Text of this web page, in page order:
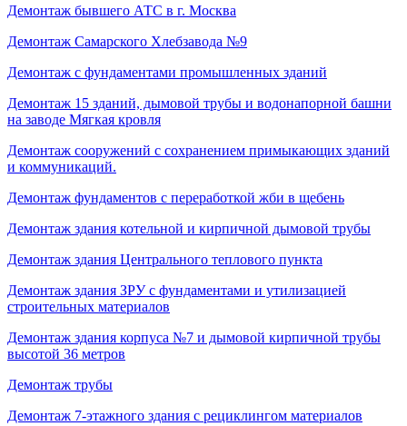
Демонтаж бывшего АТС в г. Москва
Демонтаж Самарского Хлебзавода №9
Демонтаж с фундаментами промышленных зданий
Демонтаж 15 зданий, дымовой трубы и водонапорной башни
на заводе Мягкая кровля
Демонтаж сооружений с сохранением примыкающих зданий
и коммуникаций.
Демонтаж фундаментов с переработкой жби в щебень
Демонтаж здания котельной и кирпичной дымовой трубы
Демонтаж здания Центрального теплового пункта
Демонтаж здания ЗРУ с фундаментами и утилизацией
строительных материалов
Демонтаж здания корпуса №7 и дымовой кирпичной трубы
высотой 36 метров
Демонтаж трубы
Демонтаж 7-этажного здания с рециклингом материалов